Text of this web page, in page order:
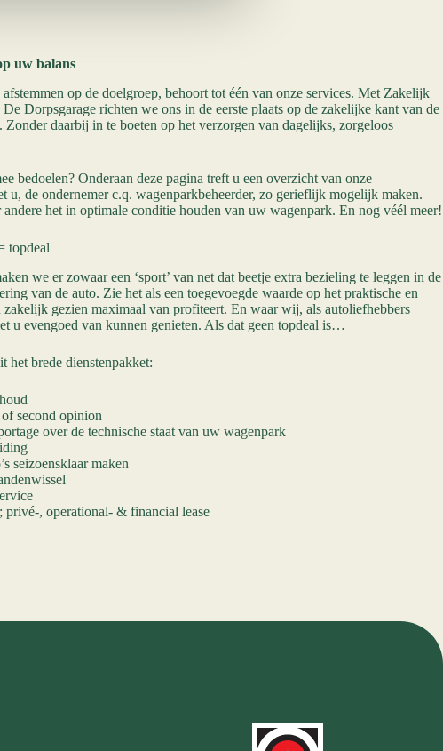
uw balans
op de doelgroep, behoort tot één van onze services. Met Zakelijk
Dorpsgarage richten we ons in de eerste plaats op de zakelijke kant van de
Zonder daarbij in te boeten op het verzorgen van dagelijks, zorgeloos
bedoelen? Onderaan deze pagina treft u een overzicht van onze
u, de ondernemer c.q. wagenparkbeheerder, zo gerieflijk mogelijk maken.
het in optimale conditie houden van uw wagenpark. En nog véél meer!
topdeal
we er zowaar een ‘sport’ van net dat beetje extra bezieling te leggen in de
van de auto. Zie het als een toegevoegde waarde op het praktische en
gezien maximaal van profiteert. En waar wij, als autoliefhebbers
u evengoed van kunnen genieten. Als dat geen topdeal is…
het brede dienstenpakket:
second opinion
over de technische staat van uw wagenpark
seizoensklaar maken
privé-, operational- & financial lease